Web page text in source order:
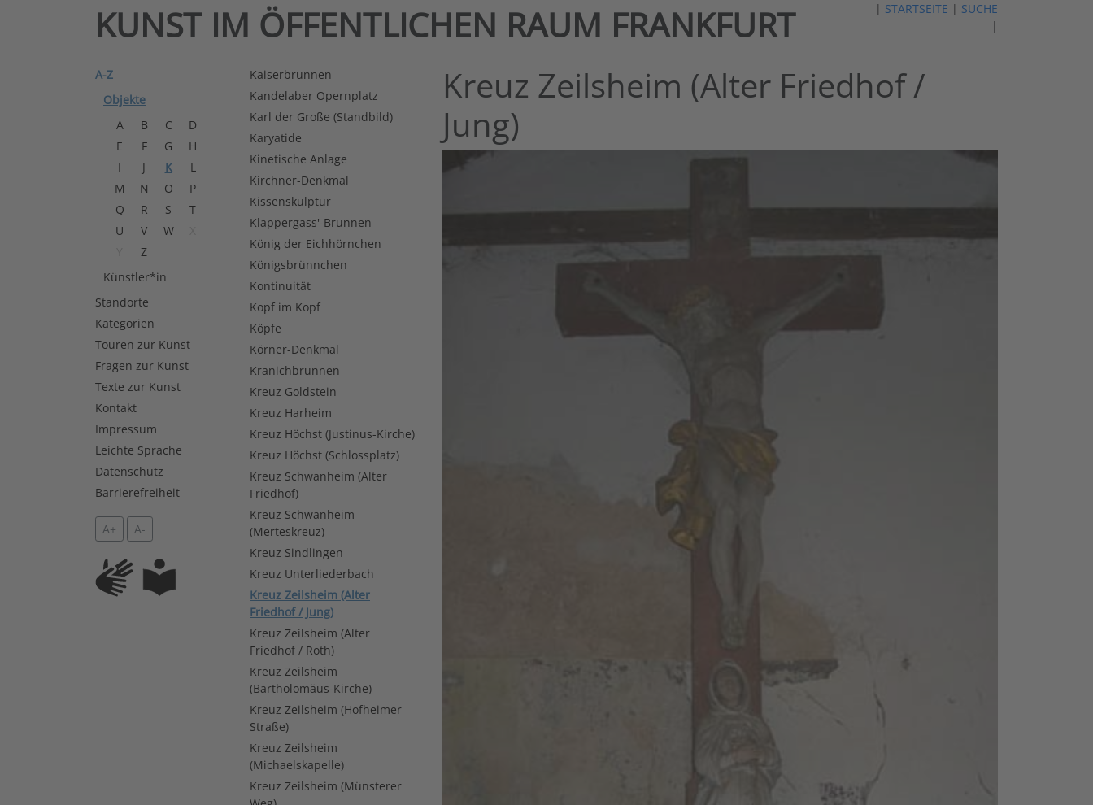
KUNST IM ÖFFENTLICHEN RAUM FRANKFURT | STARTSEITE | SUCHE
|
A-Z
Objekte
A
B C
D
E
F G
H
I
J K
L
M
N O
P
Q
R S
T
U
V W
Z
Künstler*in
Standorte
Kategorien
Touren zur Kunst
Fragen zur Kunst
Texte zur Kunst
Kontakt
Impressum
Leichte Sprache
Datenschutz
Barrierefreiheit
A+ A-
Kaiserbrunnen
Kandelaber Opernplatz
Karl der Große (Standbild)
Karyatide
Kinetische Anlage
Kirchner-Denkmal
Kissenskulptur
Klappergass'-Brunnen
König der Eichhörnchen
Königsbrünnchen
Kontinuität
Kopf im Kopf
Köpfe
Körner-Denkmal
Kranichbrunnen
Kreuz Goldstein
Kreuz Harheim
Kreuz Höchst (Justinus-Kirche)
Kreuz Höchst (Schlossplatz)
Kreuz Schwanheim (Alter
Friedhof)
Kreuz Schwanheim
(Merteskreuz)
Kreuz Sindlingen
Kreuz Unterliederbach
Kreuz Zeilsheim (Alter
Friedhof / Jung)
Kreuz Zeilsheim (Alter
Friedhof / Roth)
Kreuz Zeilsheim
(Bartholomäus-Kirche)
Kreuz Zeilsheim (Hofheimer
Straße)
Kreuz Zeilsheim
(Michaelskapelle)
Kreuz Zeilsheim (Münsterer
Kreuz Zeilsheim (Alter Friedhof /
Jung)